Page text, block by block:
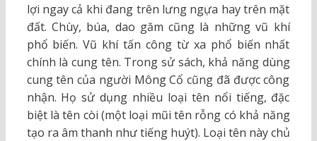
lợi ngay cả khi đang trên lưng ngựa hay trên mặt
đất. Chùy, búa, dao găm cũng là những vũ khí
phổ biến. Vũ khí tấn công từ xa phổ biến nhất
chính là cung tên. Trong sử sách, khả năng dùng
cung tên của người Mông Cổ cũng đã được công
nhận. Họ sử dụng nhiều loại tên nổi tiếng, đặc
biệt là tên còi (một loại mũi tên rỗng có khả năng
tạo ra âm thanh như tiếng huýt). Loại tên này chủ